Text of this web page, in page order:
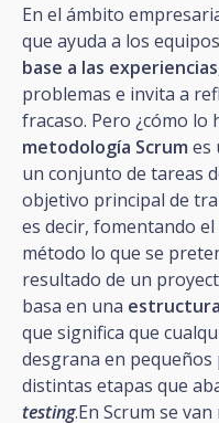
En el ámbito
que ayuda a los
base a las experiencias
problemas e invita a
fracaso. Pero ¿cómo lo
metodología Scrum es
un conjunto de tareas
objetivo principal de
es decir, fomentando el
método lo que se
resultado de un
basa en una
que significa que
desgrana en
distintas etapas que
testing.En Scrum se